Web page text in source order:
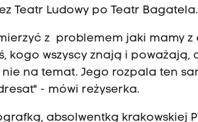
Teatr Ludowy po Teatr Bagatela.
z problemem jaki mamy z
kogo wszyscy znają i poważają,
nie na temat. Jego rozpala ten
- mówi reżyserka.
absolwentką krakowskiej